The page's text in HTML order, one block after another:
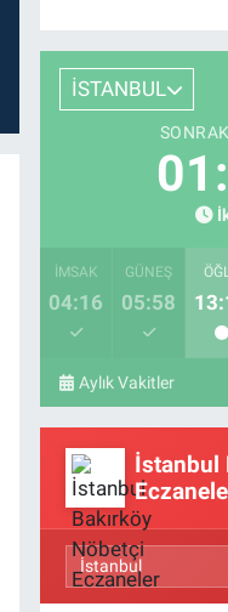
İSTANBUL
İMSAK
04:16
GÜNEŞ
05:58
Aylık Vakitler
İstanbul